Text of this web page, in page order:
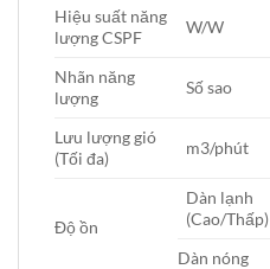
Hiệu suất năng
lượng CSPF
W/W
Nhãn năng
lượng
Số sao
Lưu lượng gió
(Tối đa)
m3/phút
Độ ồn
Dàn lạnh
(Cao/Thấp)
Dàn nóng